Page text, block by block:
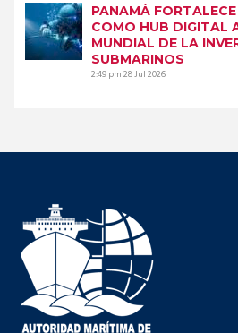
PANAMÁ
COMO HUB DIGITAL
MUNDIAL DE LA
SUBMARINOS
2:49 pm28 Jul 2026